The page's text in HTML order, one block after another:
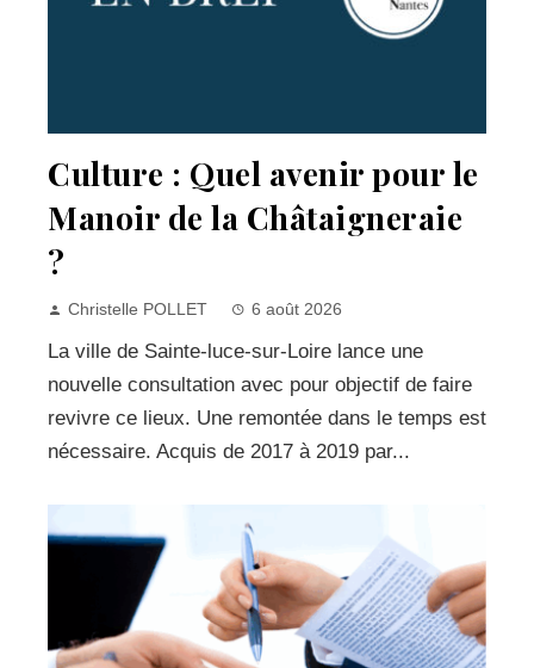
Culture : Quel avenir pour le
Manoir de la Châtaigneraie
?
Christelle POLLET 6 août 2026
La ville de Sainte-luce-sur-Loire lance une
nouvelle consultation avec pour objectif de faire
revivre ce lieux. Une remontée dans le temps est
nécessaire. Acquis de 2017 à 2019 par...